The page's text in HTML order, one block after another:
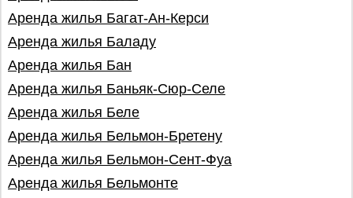
Аренда жилья Багат-Ан-Керси
Аренда жилья Баладу
Аренда жилья Бан
Аренда жилья Баньяк-Сюр-Селе
Аренда жилья Беле
Аренда жилья Бельмон-Бретену
Аренда жилья Бельмон-Сент-Фуа
Аренда жилья Бельмонте